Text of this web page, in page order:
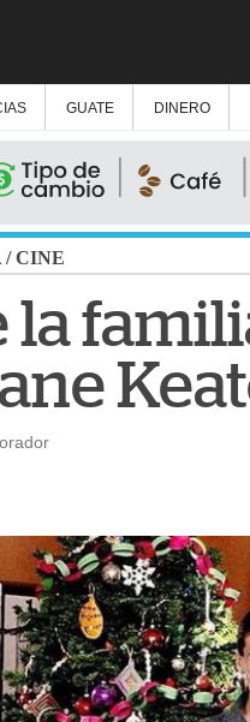
GUATE DINERO
/CINE
la